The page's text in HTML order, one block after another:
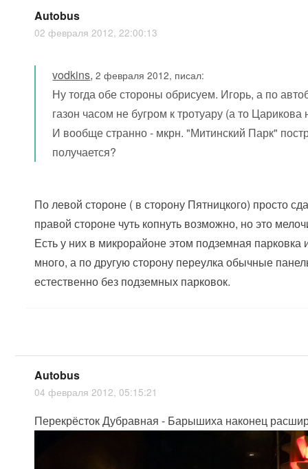
Autobus
02 февраля 2012, 22:00:13
vodkins,2 февраля 2012, писал:
Ну тогда обе стороны обрисуем. Игорь, а по
газон часом не бугром к тротуару (а то
И вообще странно - мкрн. "Митинский Парк"
получается?
По левой стороне ( в сторону Пятницкого) просто
правой стороне чуть копнуть возможно, но это
Есть у них в микрорайоне этом подземная
много, а по другую сторону переулка обычные
естественно без подземных парковок.
Autobus
04 февраля 2012, 05:15:21
Перекрёсток Дубравная - Барышиха наконец